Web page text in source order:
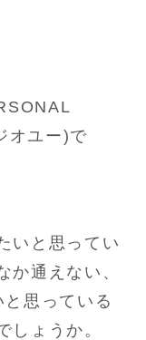
オユー)で
いと思ってい
か通えない、
思っている
しょうか。